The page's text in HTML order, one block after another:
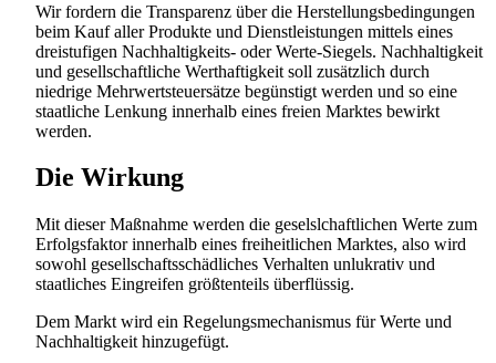
Wir fordern die Transparenz über die Herstellungsbedingungen
beim Kauf aller Produkte und Dienstleistungen mittels eines
dreistufigen Nachhaltigkeits- oder Werte-Siegels. Nachhaltigkeit
und gesellschaftliche Werthaftigkeit soll zusätzlich durch
niedrige Mehrwertsteuersätze begünstigt werden und so eine
staatliche Lenkung innerhalb eines freien Marktes bewirkt
werden.
Die Wirkung
Mit dieser Maßnahme werden die geselslchaftlichen Werte zum
Erfolgsfaktor innerhalb eines freiheitlichen Marktes, also wird
sowohl gesellschaftsschädliches Verhalten unlukrativ und
staatliches Eingreifen größtenteils überflüssig.
Dem Markt wird ein Regelungsmechanismus für Werte und
Nachhaltigkeit hinzugefügt.